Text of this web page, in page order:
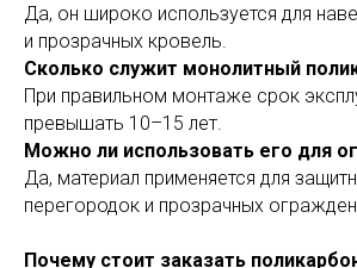
Да, он широко используется для
и прозрачных кровель.
Сколько служит монолитный
При правильном монтаже срок
превышать 10–15 лет.
Можно ли использовать его для
Да, материал применяется для
перегородок и прозрачных
Почему стоит заказать